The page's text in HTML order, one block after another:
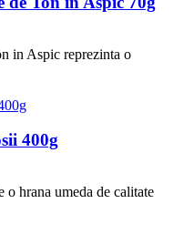
in Aspic reprezinta o
400g
hrana umeda de calitate